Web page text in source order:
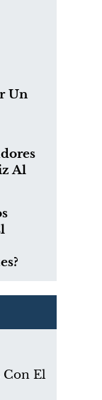
Un
Al
Con El